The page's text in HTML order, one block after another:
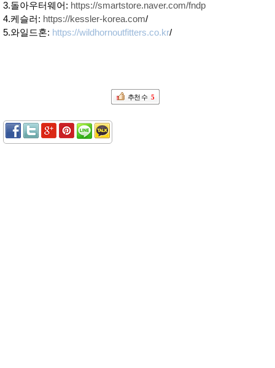
3.돌아우터웨어: https://smartstore.naver.com/fndp
4.케슬러: https://kessler-korea.com/
5.와일드혼: https://wildhornoutfitters.co.kr/
추천 수 5